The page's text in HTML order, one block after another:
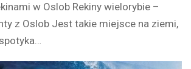
w Oslob Rekiny wielorybie –
z Oslob Jest takie miejsce na ziemi,